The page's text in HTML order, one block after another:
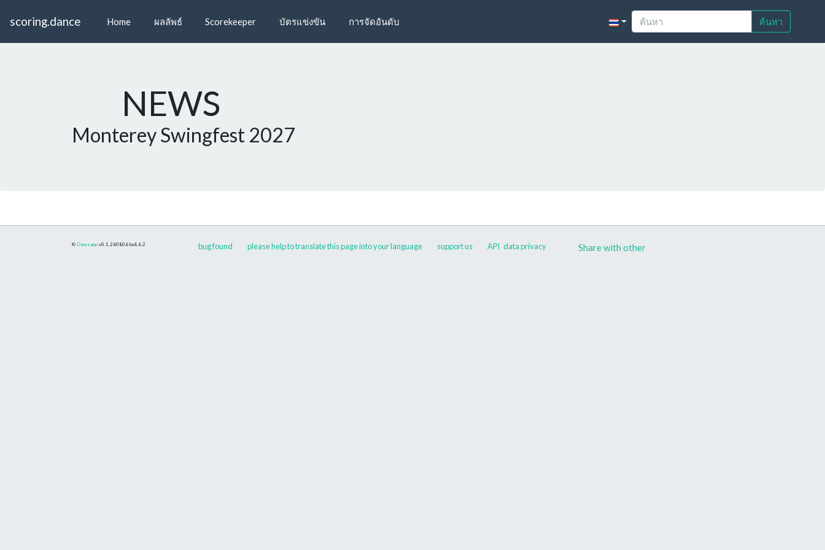
scoring.dance Home ผลลัพธ์ Scorekeeper บัตรแข่งขัน การจัดอันดับ ค้นหา
NEWS
Monterey Swingfest 2027
© Danceapp v0.1.260806 bs4.6.2 bug found please help to translate this page into your language support us API data privacy Share with other